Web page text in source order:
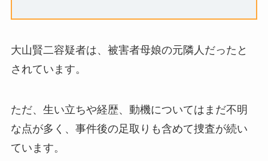
大山賢二容疑者は、被害者母娘の元隣人だったと
されています。
ただ、生い立ちや経歴、動機についてはまだ不明
な点が多く、事件後の足取りも含めて捜査が続い
ています。